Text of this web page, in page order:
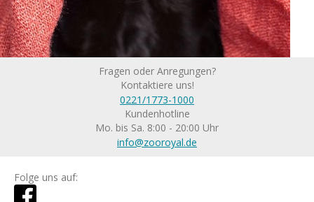
Fragen oder Anregungen?
Kontaktiere uns!
0221/1773-1000
Kundenhotline
Mo. bis Sa. 8:00 - 20:00 Uhr
info@zooroyal.de
Folge uns auf: